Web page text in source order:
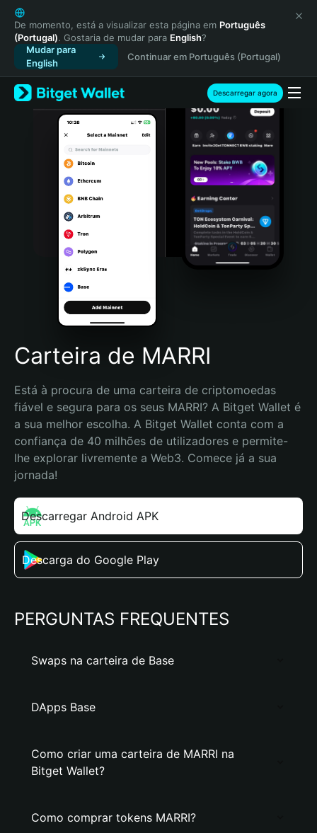
English
日本語
Tiếng Việt
Русский
Español (Latinoamérica)
Türkçe
Italiano
Português (Portugal)
Bahasa Indonesia
Português (Brasil)
Español (Argentina)
De momento, está a visualizar esta página em Português
(Portugal). Gostaria de mudar para English?
Mudar para
English
Continuar em Português (Portugal)
Descarregar agora
Carteira de MARRI
Está à procura de uma carteira de criptomoedas
fiável e segura para os seus MARRI? A Bitget Wallet é
a sua melhor escolha. A Bitget Wallet conta com a
confiança de 40 milhões de utilizadores e permite-
lhe explorar livremente a Web3. Comece já a sua
jornada!
Descarregar Android APK
Descarga do Google Play
PERGUNTAS FREQUENTES
Swaps na carteira de Base
DApps Base
Como criar uma carteira de MARRI na
Bitget Wallet?
Como comprar tokens MARRI?